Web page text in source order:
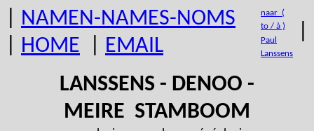
NAMEN-NAMES-NOMS
HOME EMAIL
naar (
to / à )
Paul
Lanssens
LANSSENS - DENOO -
MEIRE STAMBOOM